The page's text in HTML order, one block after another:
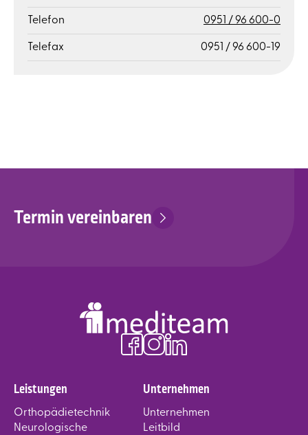
Telefon 0951 / 96 600-0
Telefax 0951 / 96 600-19
Termin vereinbaren
Leistungen
Orthopädietechnik
Neurologische
Unternehmen
Unternehmen
Leitbild